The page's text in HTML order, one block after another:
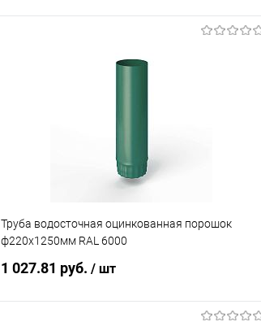
Труба водосточная оцинкованная порошок
ф220х1250мм RAL 6000
1 027.81 руб. / шт